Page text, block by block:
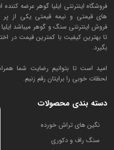
فروشگاه اینترنتی ایلیا گوهر عرضه
های قیمتی و نیمه قیمتی یکی از پر
فروش اینترنتی سنگ و گوهر میباشد
تا بهترین کیفیت با کمترین قیمت در
بگیرد.
امید است تا بتوانیم رضایت شما
لحظات خوبی را برایتان رقم زنیم.
دسته بندی محصولات
​نگین های تراش خورده
سنگ راف و دکوری